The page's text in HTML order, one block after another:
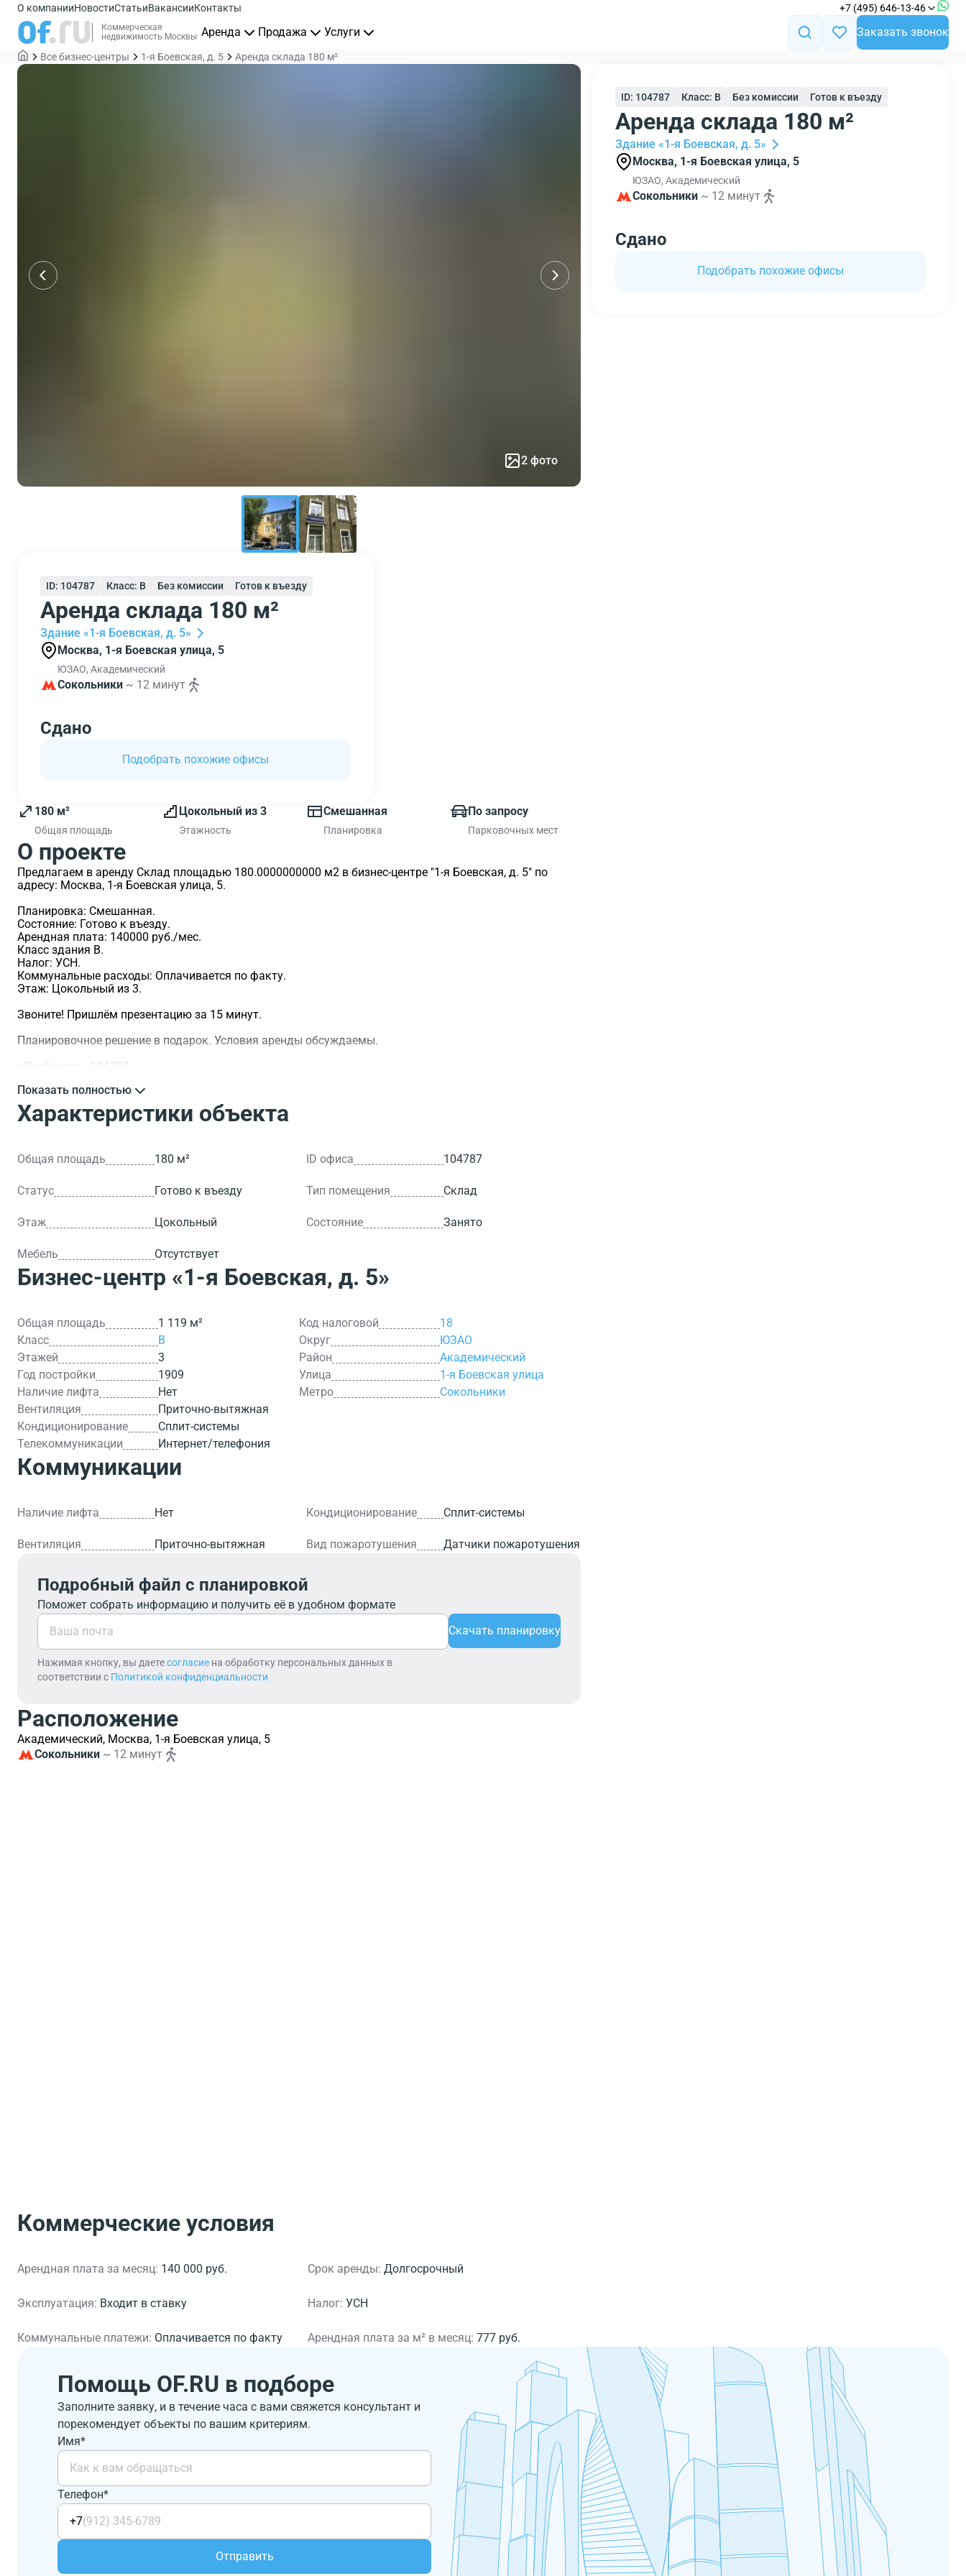
О компанииНовостиСтатьиВакансииКонтакты +7 (495) 646-13-46
Коммерческая
недвижимость Москвы Аренда Продажа Услуги Заказать звонок
Все бизнес-центры 1-я Боевская, д. 5 Аренда склада 180 м²
2 фото
ID: 104787 Класс: B Без комиссии Готов к въезду
Аренда склада 180 м²
Здание «1-я Боевская, д. 5»
Москва, 1-я Боевская улица, 5
ЮЗАО, Академический
Сокольники ~ 12 минут
Сдано
Подобрать похожие офисы
180 м²
Общая площадь
Цокольный из 3
Этажность
Смешанная
Планировка
По запросу
Парковочных мест
О проекте
Предлагаем в аренду Склад площадью 180.0000000000 м2 в бизнес-центре "1-я Боевская, д. 5" по
адресу: Москва, 1-я Боевская улица, 5.
Планировка: Смешанная.
Состояние: Готово к въезду.
Арендная плата: 140000 руб./мес.
Класс здания B.
Налог: УСН.
Коммунальные расходы: Оплачивается по факту.
Этаж: Цокольный из 3.
Звоните! Пришлём презентацию за 15 минут.
Планировочное решение в подарок. Условия аренды обсуждаемы.
>ID объекта - 104787.
Показать полностью
Характеристики объекта
Общая площадь 180 м² ID офиса 104787
Статус Готово к въезду Тип помещения Склад
Этаж Цокольный Состояние Занято
Мебель Отсутствует
Бизнес-центр «1-я Боевская, д. 5»
Общая площадь
1 119 м²
Класс
B
Этажей
3
Год постройки
1909
Наличие лифта
Нет
Вентиляция
Приточно-вытяжная
Кондиционирование
Сплит-системы
Телекоммуникации
Интернет/телефония
Код налоговой
18
Округ
ЮЗАО
Район
Академический
Улица
1-я Боевская улица
Метро
Сокольники
Коммуникации
Наличие лифта Нет Кондиционирование Сплит-системы
Вентиляция Приточно-вытяжная Вид пожаротушения Датчики пожаротушения
Подробный файл с планировкой
Поможет собрать информацию и получить её в удобном формате
Нажимая кнопку, вы даетесогласие на обработку персональных данных в
соответствии с Политикой конфиденциальности
Скачать планировку
Расположение
Академический, Москва, 1-я Боевская улица, 5
Сокольники ~ 12 минут
Коммерческие условия
Арендная плата за месяц: 140 000 руб. Срок аренды: Долгосрочный
Эксплуатация: Входит в ставку Налог: УСН
Коммунальные платежи: Оплачивается по факту Арендная плата за м² в месяц: 777 руб.
ID: 104787 Класс: B Без комиссии Готов к въезду
Аренда склада 180 м²
Здание «1-я Боевская, д. 5»
Москва, 1-я Боевская улица, 5
ЮЗАО, Академический
Сокольники ~ 12 минут
Сдано
Подобрать похожие офисы
Помощь OF.RU в подборе
Заполните заявку, и в течение часа с вами свяжется консультант и
порекомендует объекты по вашим критериям.
Имя*
Телефон*
+7
Отправить